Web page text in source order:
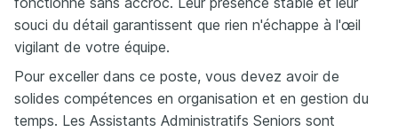
Projets
Centre de Formation
souci du détail garantissent que rien n'échappe à l'œil
vigilant de votre équipe.
Pour exceller dans ce poste, vous devez avoir de
solides compétences en organisation et en gestion du
temps. Les Assistants Administratifs Seniors sont